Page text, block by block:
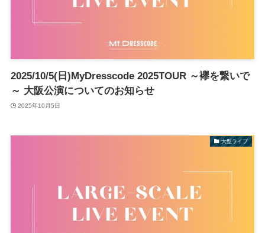
2025/10/5(日)MyDresscode 2025TOUR ～襷を繋いで
～ 大阪公演についてのお知らせ
2025年10月5日
大型ライブ